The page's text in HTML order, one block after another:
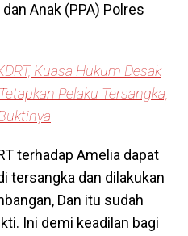
Anak (PPA) Polres
Kuasa Hukum Desak
Pelaku Tersangka,
terhadap Amelia dapat
tersangka dan dilakukan
Dan itu sudah
Ini demi keadilan bagi